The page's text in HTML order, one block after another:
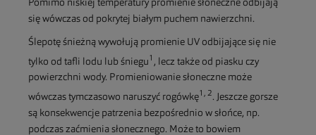
Pomimo niskiej temperatury promienie słoneczne odbijają
się wówczas od pokrytej białym puchem nawierzchni.
Ślepotę śnieżną wywołują promienie UV odbijające się nie
tylko od tafli lodu lub śniegu1 , lecz także od piasku czy
powierzchni wody. Promieniowanie słoneczne może
wówczas tymczasowo naruszyć rogówkę1, 2. Jeszcze gorsze
są konsekwencje patrzenia bezpośrednio w słońce, np.
podczas zaćmienia słonecznego. Może to bowiem